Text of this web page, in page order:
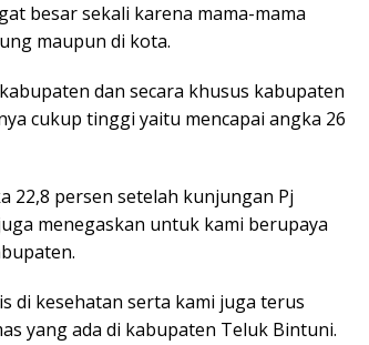
besar sekali karena mama-mama
maupun di kota.
dan secara khusus kabupaten
cukup tinggi yaitu mencapai angka 26
22,8 persen setelah kunjungan Pj
menegaskan untuk kami berupaya
di kesehatan serta kami juga terus
yang ada di kabupaten Teluk Bintuni.